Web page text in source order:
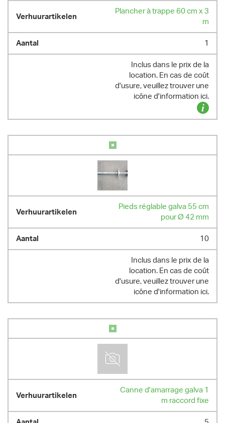
Plancher à trappe 60 cm x 3
m
1
Inclus dans le prix de la
location. En cas de coût
d'usure, veuillez trouver une
icône d'information ici.
Pieds réglable galva 55 cm
pour Ø 42 mm
10
Inclus dans le prix de la
location. En cas de coût
d'usure, veuillez trouver une
icône d'information ici.
Canne d'amarrage galva 1
m raccord fixe